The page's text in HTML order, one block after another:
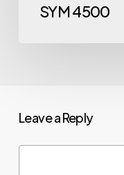
SYM 4500
Leave a Reply